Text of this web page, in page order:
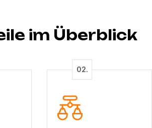
im Überblick